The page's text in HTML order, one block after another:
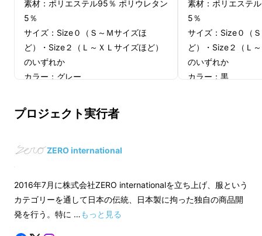
素材：ポリエステル95％ ポリウレタン
5％
サイズ：Size０（Ｓ～Ｍサイズほ
ど）・Size２（Ｌ～ＸＬサイズほど）
のいずれか
カラー：グレー
適格請求書発行事業者登録番号：あり
載のあるインボイスが必要な場合は、
お問合せください）
素材：ポリエステ
5％
サイズ：Size０（
ど）・Size２（Ｌ
のいずれか
カラー：黒
お問合せください）
プロジェクト実行者
ZERO international
2016年7月に株式会社ZERO internationalを立ち上げ、服という
カテゴリーを通して日本の伝統、日本製に拘った独自の商品開
発を行う。特に …もっと見る